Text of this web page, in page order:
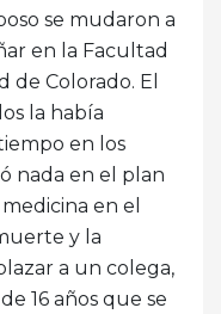
se mudaron a
en la Facultad
de Colorado. El
la había
en los
nada en el plan
en el
y la
a un colega,
16 años que se